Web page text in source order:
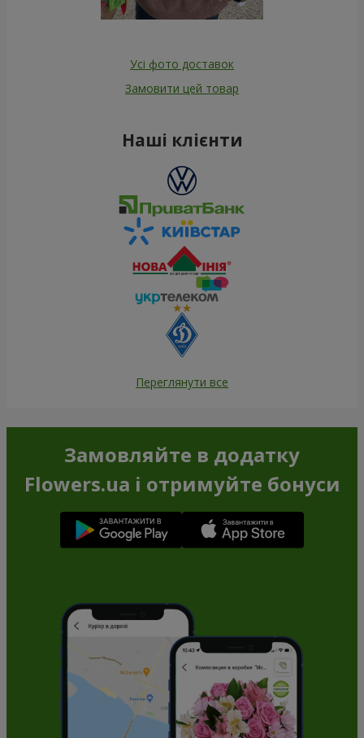
Усі фото доставок
Замовити цей товар
Наші клієнти
Переглянути все
Замовляйте в додатку
Flowers.ua і отримуйте бонуси